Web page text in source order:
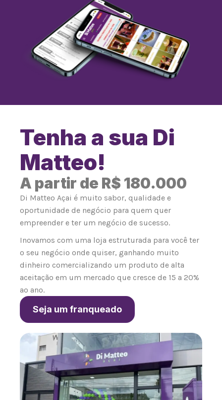
Tenha a sua Di
Matteo!
A partir de R$ 180.000
Di Matteo Açai é muito sabor, qualidade e
oportunidade de negócio para quem quer
empreender e ter um negócio de sucesso.
Inovamos com uma loja estruturada para você ter
o seu negócio onde quiser, ganhando muito
dinheiro comercializando um produto de alta
aceitação em um mercado que cresce de 15 a 20%
ao ano.
Seja um franqueado